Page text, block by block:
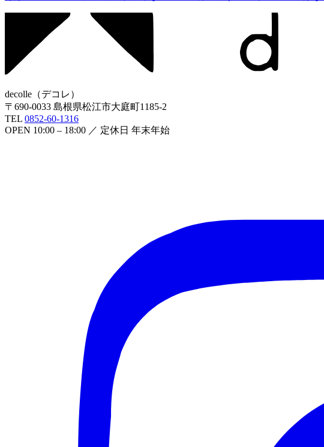
decolle （デコレ ）
〒 690-0033 島根県松江市大庭町1185-2
TEL 0852-60-1316
OPEN 10:00 – 18:00 ／ 定休日 年末年始